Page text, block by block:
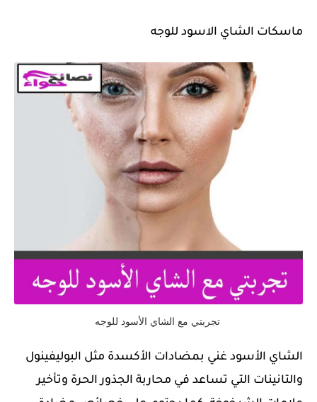
ماسكات الشاي الاسود للوجه
تجربتي مع الشاي الأسود للوجه
الشاي الأسود غني بمضادات الأكسدة مثل البوليفينول
والتانينات التي تساعد في محاربة الجذور الحرة وتأخير